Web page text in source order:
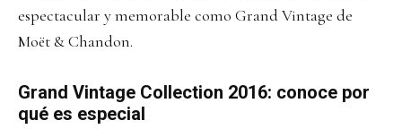
espectacular y memorable como Grand Vintage de
Moët & Chandon.
Grand Vintage Collection 2016: conoce por
qué es especial